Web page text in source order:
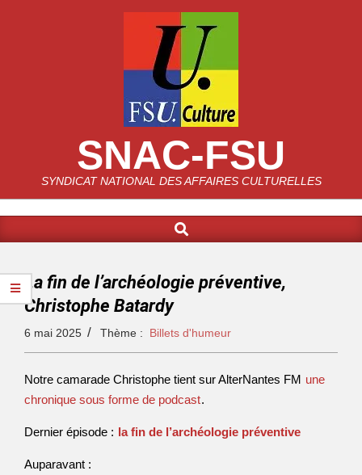
SNAC-FSU
SYNDICAT NATIONAL DES AFFAIRES CULTURELLES
La fin de l’archéologie préventive,
Christophe Batardy
6 mai 2025 Thème : Billets d'humeur
Notre camarade Christophe tient sur AlterNantes FM une
chronique sous forme de podcast.
Dernier épisode : la fin de l’archéologie préventive
Auparavant :